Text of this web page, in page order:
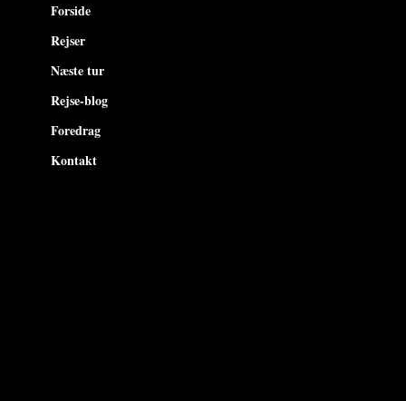
Forside
Rejser
Næste tur
Rejse-blog
Foredrag
Kontakt